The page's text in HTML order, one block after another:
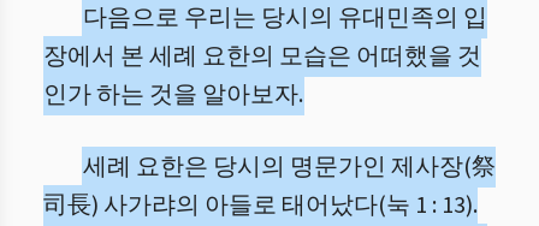
다음으로 우리는 당시의 유대민족의 입
장에서 본 세례 요한의 모습은 어떠했을 것
인가 하는 것을 알아보자.
세례 요한은 당시의 명문가인 제사장(祭
司長) 사가랴의 아들로 태어났다(눅 1 : 13).